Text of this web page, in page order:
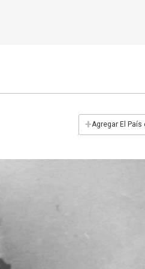
+Agregar El País